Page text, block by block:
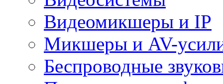
Видеомикшеры и IP
Микшеры и AV-
Беспроводные